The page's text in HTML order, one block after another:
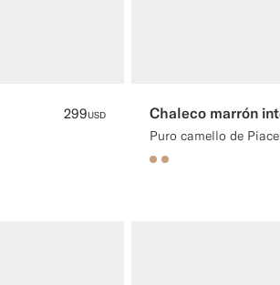
299USD Chaleco marrón
Puro camello de
#C4A181
#C4A181